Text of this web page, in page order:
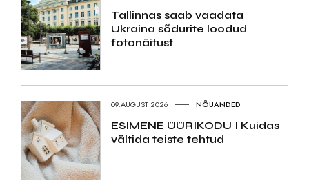
Tallinnas saab vaadata
Ukraina sõdurite loodud
fotonäitust
09.AUGUST 2026 NÕUANDED
ESIMENE ÜÜRIKODU I Kuidas
vältida teiste tehtud